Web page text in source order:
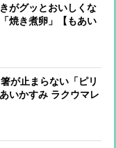
がグッとおいしくな
焼き煮卵」【もあい
シピ】
が止まらない「ピリ
いかすみ ラクウマレ